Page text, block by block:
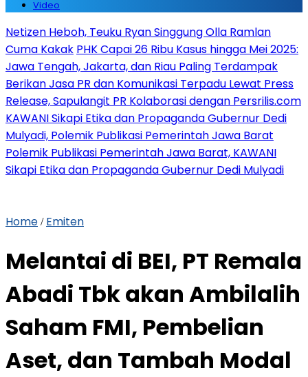
Video
Netizen Heboh, Teuku Ryan Singgung Olla Ramlan
Cuma Kakak PHK Capai 26 Ribu Kasus hingga Mei 2025:
Jawa Tengah, Jakarta, dan Riau Paling Terdampak
Berikan Jasa PR dan Komunikasi Terpadu Lewat Press
Release, Sapulangit PR Kolaborasi dengan Persrilis.com
KAWANI Sikapi Etika dan Propaganda Gubernur Dedi
Mulyadi, Polemik Publikasi Pemerintah Jawa Barat
Polemik Publikasi Pemerintah Jawa Barat, KAWANI
Sikapi Etika dan Propaganda Gubernur Dedi Mulyadi
Home / Emiten
Melantai di BEI, PT Remala
Abadi Tbk akan Ambilalih
Saham FMI, Pembelian
Aset, dan Tambah Modal